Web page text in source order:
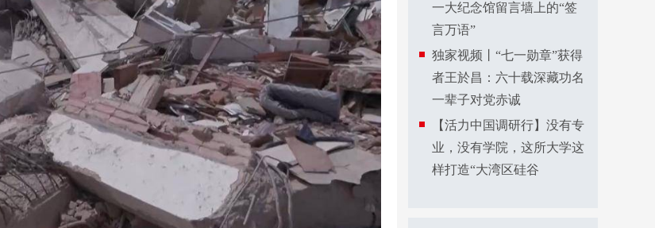
一大纪念馆留言墙上的“签
言万语”
独家视频丨“七一勋章”获得
者王於昌：六十载深藏功名
一辈子对党赤诚
【活力中国调研行】没有专
业，没有学院，这所大学这
样打造“大湾区硅谷